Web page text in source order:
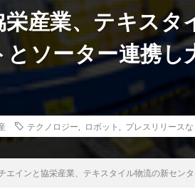
産業、テキスタ
ソーター連携し
テクノロジー ロボット プレスリリースな
エインと協栄産業、テキスタイル物流の新セン